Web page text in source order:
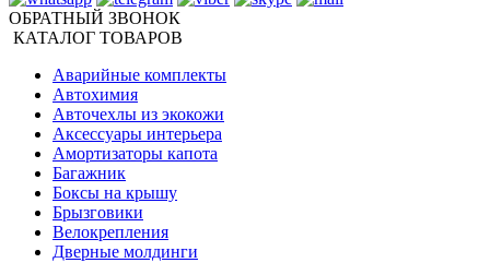
ОБРАТНЫЙ ЗВОНОК
КАТАЛОГ ТОВАРОВ
Аварийные комплекты
Автохимия
Авточехлы из экокожи
Аксессуары интерьера
Амортизаторы капота
Багажник
Боксы на крышу
Брызговики
Велокрепления
Дверные молдинги